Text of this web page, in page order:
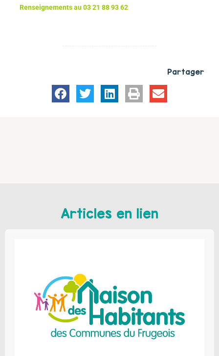
Renseignements au 03 21 88 93 62
Partager
Articles en lien